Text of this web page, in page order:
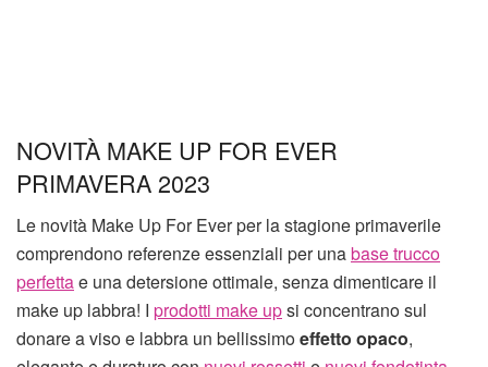
NOVITÀ MAKE UP FOR EVER
PRIMAVERA 2023
Le novità Make Up For Ever per la stagione primaverile
comprendono referenze essenziali per unabase trucco
perfettae una detersione ottimale, senza dimenticare il
make up labbra! I prodotti make upsi concentrano sul
donare a viso e labbra un bellissimoeffetto opaco,